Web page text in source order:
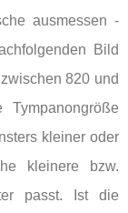
ausmessen -
Bild
820 und
kleiner oder
kleinere bzw.
passt. Ist die